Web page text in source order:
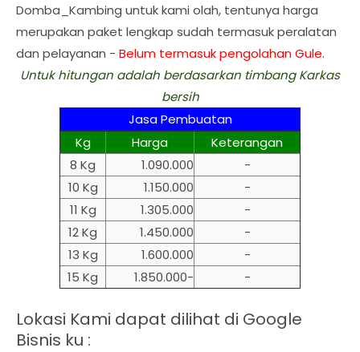
Domba_Kambing untuk kami olah, tentunya harga
merupakan paket lengkap sudah termasuk peralatan
dan pelayanan - Belum termasuk pengolahan Gule.
Untuk hitungan adalah berdasarkan timbang Karkas
bersih
Jasa Pembuatan
Kg
Harga
Keterangan
8 Kg
1.090.000
-
10 Kg
1.150.000
-
11 Kg
1.305.000
-
12 Kg
1.450.000
-
13 Kg
1.600.000
-
15 Kg
1.850.000- -
Lokasi Kami dapat dilihat di Google
Bisnis ku :